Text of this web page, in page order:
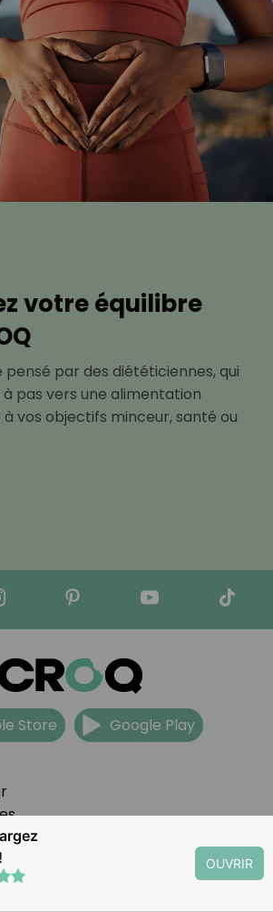
votre équilibre
par des diététiciennes, qui
à pas vers une alimentation
vos objectifs minceur, santé ou
Store Google Play
OUVRIR